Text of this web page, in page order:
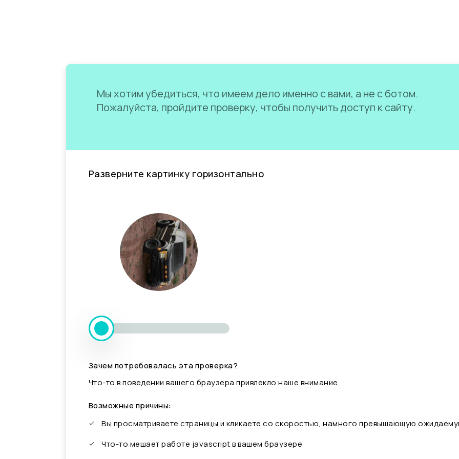
Мы хотим убедиться, что имеем дело именно с вами, а не с ботом.
Пожалуйста, пройдите проверку, чтобы получить доступ к сайту.
Разверните картинку горизонтально
Зачем потребовалась эта проверка?
Что-то в поведении вашего браузера привлекло наше внимание.
Возможные причины:
Вы просматриваете страницы и кликаете со скоростью, намного превышающую
Что-то мешает работе javascript в вашем браузере